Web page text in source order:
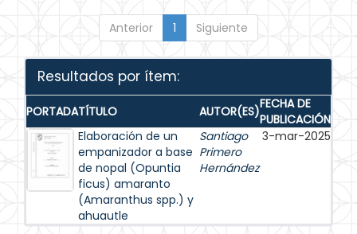
Anterior 1 Siguiente
Resultados por ítem:
PORTADATÍTULO AUTOR(ES)FECHA DE
PUBLICACIÓN
Elaboración de un
empanizador a base
de nopal (Opuntia
ficus) amaranto
(Amaranthus spp.) y
ahuautle
Santiago
Primero
Hernández
3-mar-2025